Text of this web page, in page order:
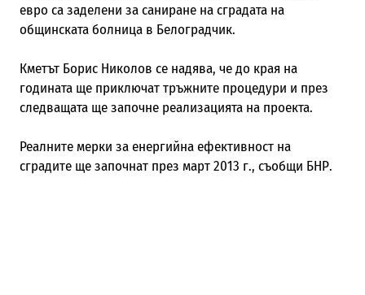
евро са заделени за саниране на сградата на
общинската болница в Белоградчик.
Кметът Борис Николов се надява, че до края на
годината ще приключат тръжните процедури и през
следващата ще започне реализацията на проекта.
Реалните мерки за енергийна ефективност на
сградите ще започнат през март 2013 г., съобщи БНР.